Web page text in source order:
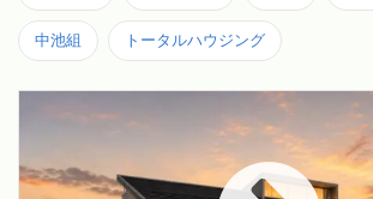
中池組 トータルハウジング